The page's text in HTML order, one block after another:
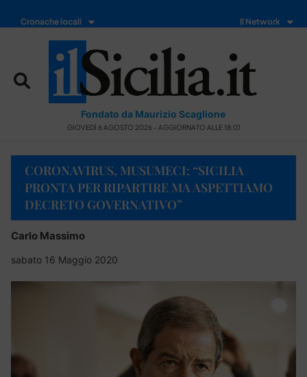
Cronache locali Il Network
Fondato da Maurizio Scaglione
GIOVEDÌ 6 AGOSTO 2026 - AGGIORNATO ALLE 18:01
CORONAVIRUS, MUSUMECI: “SICILIA
PRONTA PER RIPARTIRE MA ASPETTIAMO
DECRETO GOVERNATIVO”
Carlo Massimo
sabato 16 Maggio 2020